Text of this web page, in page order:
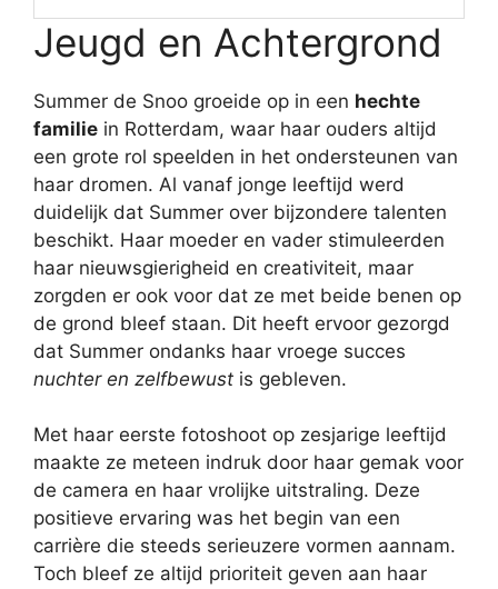
Jeugd en Achtergrond
Summer de Snoo groeide op in een hechte
familie in Rotterdam, waar haar ouders altijd
een grote rol speelden in het ondersteunen van
haar dromen. Al vanaf jonge leeftijd werd
duidelijk dat Summer over bijzondere talenten
beschikt. Haar moeder en vader stimuleerden
haar nieuwsgierigheid en creativiteit, maar
zorgden er ook voor dat ze met beide benen op
de grond bleef staan. Dit heeft ervoor gezorgd
dat Summer ondanks haar vroege succes
nuchter en zelfbewust is gebleven.
Met haar eerste fotoshoot op zesjarige leeftijd
maakte ze meteen indruk door haar gemak voor
de camera en haar vrolijke uitstraling. Deze
positieve ervaring was het begin van een
carrière die steeds serieuzere vormen aannam.
Toch bleef ze altijd prioriteit geven aan haar